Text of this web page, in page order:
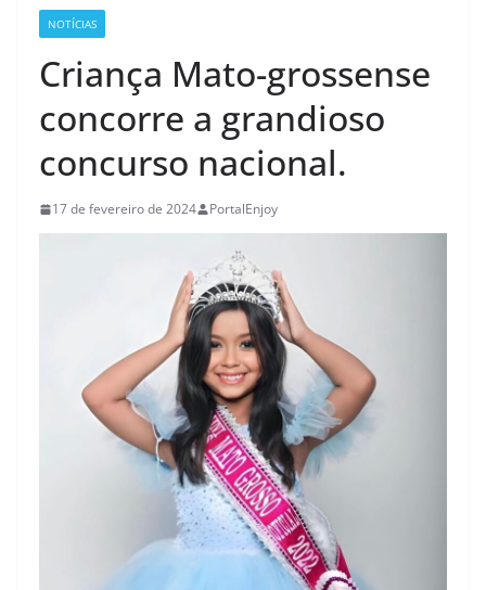
NOTÍCIAS
Criança Mato-grossense
concorre a grandioso
concurso nacional.
17 de fevereiro de 2024 PortalEnjoy